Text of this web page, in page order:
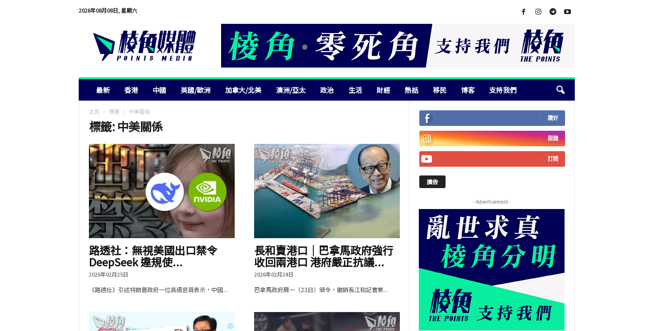
2026年08月08日, 星期六
最新 香港 中國 英國/歐洲 加拿大/北美 澳洲/亞太 政治 生活 財經 熱話 移民 博客 支持我們
主頁 標籤 中美關係
標籤: 中美關係
路透社：無視美國出口禁令
DeepSeek 違規使...
2026年02月25日
《路透社》引述特朗普政府一位高級官員表示，中國...
長和賣港口｜巴拿馬政府強行
收回兩港口 港府嚴正抗議...
2026年02月24日
巴拿馬政府周一（23日）頒令，撤銷長江和記實業...
讚好
跟隨
訂閱
廣告
- Advertisement -